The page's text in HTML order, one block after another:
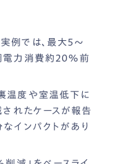
例では、最大5〜
電力消費約20％前
温度や室温低下に
れたケースが報告
インパクトがあり